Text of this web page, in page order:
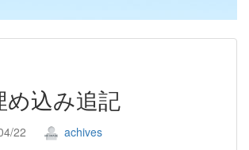
め込み追記
22
achives